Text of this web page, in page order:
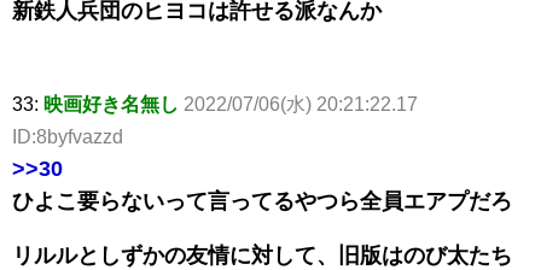
新鉄人兵団のヒヨコは許せる派なんか
33: 映画好き名無し 2022/07/06(水) 20:21:22.17
ID:8byfvazzd
>>30
ひよこ要らないって言ってるやつら全員エアプだろ
リルルとしずかの友情に対して、旧版はのび太たち